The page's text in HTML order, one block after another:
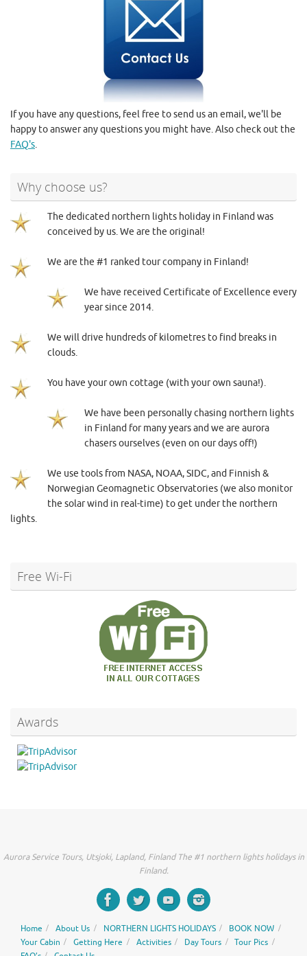
If you have any questions, feel free to send us an email, we'll be
happy to answer any questions you might have. Also check out the
FAQ's.
Why choose us?
The dedicated northern lights holiday in Finland was
conceived by us. We are the original!
We are the #1 ranked tour company in Finland!
We have received Certificate of Excellence every
year since 2014.
We will drive hundreds of kilometres to find breaks in
clouds.
You have your own cottage (with your own sauna!).
We have been personally chasing northern lights
in Finland for many years and we are aurora
chasers ourselves (even on our days off!)
We use tools from NASA, NOAA, SIDC, and Finnish &
Norwegian Geomagnetic Observatories (we also monitor
the solar wind in real-time) to get under the northern
lights.
Free Wi-Fi
Awards
Aurora Service Tours, Utsjoki, Lapland, Finland The #1 northern lights holidays in
Finland.
Home About Us NORTHERN LIGHTS HOLIDAYS
BOOK NOW
Your Cabin
Getting Here Activities Day Tours
Tour Pics